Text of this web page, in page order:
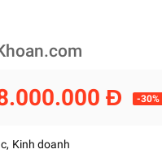
Đ -30%
Kinh doanh